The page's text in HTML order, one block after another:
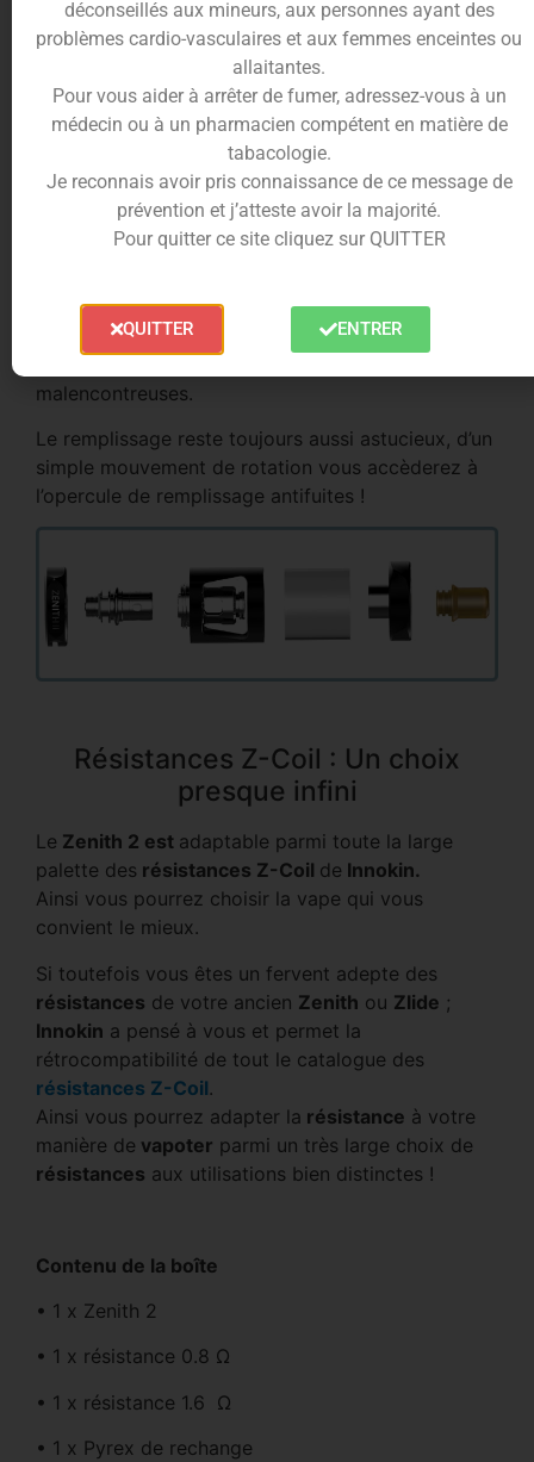
Un design en extension !
Avec son nouveau format leZenith 2
diamètre de26mm, capable de s’adapter à la
plupart des box sur le marché.
vous offre également la possibilité de
malencontreuses.
Le remplissage reste toujours aussi astucieux, d’un
simple mouvement de rotation vous accèderez à
l’opercule de remplissage antifuites !
Résistances Z-Coil : Un choix
presque infini
Le Zenith 2 est adaptable parmi toute la large
palette des résistances Z-Coil de Innokin.
Ainsi vous pourrez choisir la vape qui vous
convient le mieux.
Si toutefois vous êtes un fervent adepte des
résistances de votre ancien Zenith ou Zlide ;
Innokin a pensé à vous et permet la
rétrocompatibilité de tout le catalogue des
résistances Z-Coil.
Ainsi vous pourrez adapter la résistance à votre
manière de vapoter parmi un très large choix de
résistances aux utilisations bien distinctes !
Contenu de la boîte
• 1 x Zenith 2
• 1 x résistance 0.8 Ω
• 1 x résistance 1.6 Ω
• 1 x Pyrex de rechange
déconseillés aux mineurs, aux personnes ayant des
problèmes cardio-vasculaires et aux femmes enceintes ou
allaitantes.
Pour vous aider à arrêter de fumer, adressez-vous à un
médecin ou à un pharmacien compétent en matière de
tabacologie.
Je reconnais avoir pris connaissance de ce message de
prévention et j’atteste avoir la majorité.
Pour quitter ce site cliquez sur QUITTER
QUITTER ENTRER